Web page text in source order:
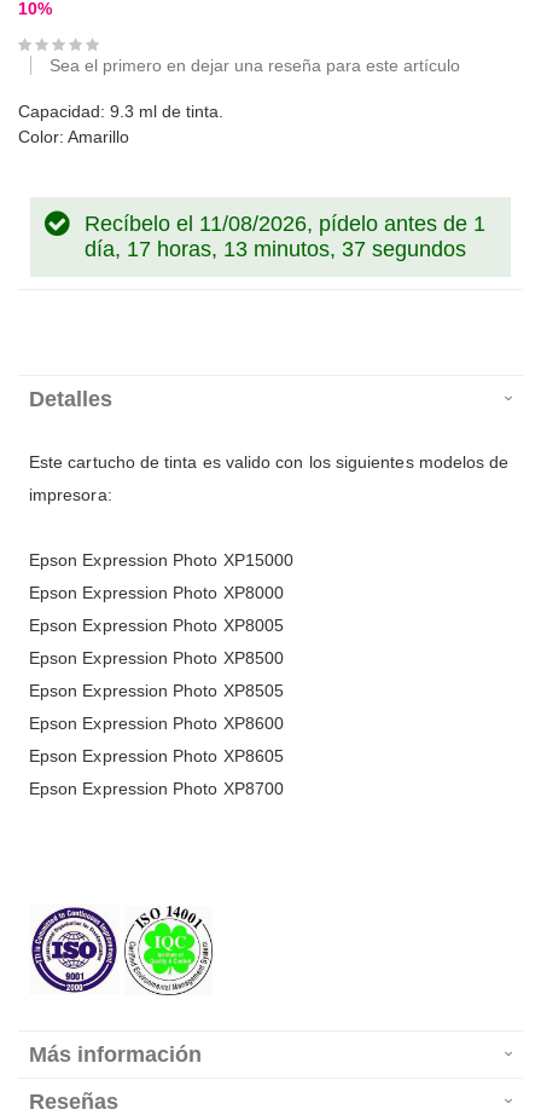
10%
Sea el primero en dejar una reseña para este artículo
Capacidad: 9.3 ml de tinta.
Color: Amarillo
Recíbelo el 11/08/2026, pídelo antes de 1
día, 17 horas, 13 minutos, 37 segundos
Detalles
Este cartucho de tinta es valido con los siguientes modelos de
impresora:
Epson Expression Photo XP15000
Epson Expression Photo XP8000
Epson Expression Photo XP8005
Epson Expression Photo XP8500
Epson Expression Photo XP8505
Epson Expression Photo XP8600
Epson Expression Photo XP8605
Epson Expression Photo XP8700
Más información
Reseñas